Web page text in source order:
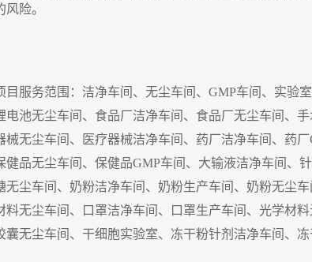
险。
目服务范围 ：洁净车间、无尘车间、 GMP车间、实验
电池无尘车间、食品厂洁净车间、食品厂无尘车间、
械无尘车间、医疗器械洁净车间、药厂洁净车间、药厂
健品无尘车间、保健品GMP车间、大输液洁净车间、
无尘车间、奶粉洁净车间、奶粉生产车间、奶粉无尘
料无尘车间、口罩洁净车间、口罩生产车间、光学材
囊无尘车间 、干细胞实验室、 冻干粉针剂洁净车间 、